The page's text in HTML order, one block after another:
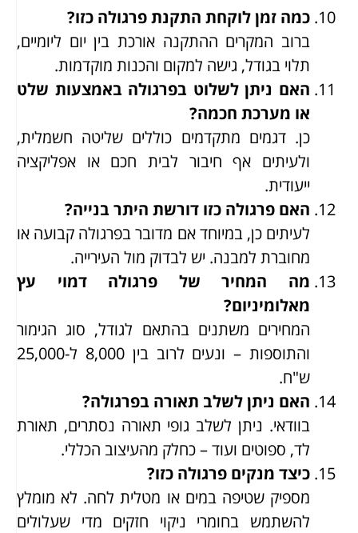
כמה זמן לוקחת התקנת פרגולה כזו?
ברוב המקרים ההתקנה אורכת בין יום ליומיים,
תלוי בגודל, גישה למקום והכנות מוקדמות.
האם ניתן לשלוט בפרגולה באמצעות שלט
או מערכת חכמה?
כן. דגמים מתקדמים כוללים שליטה חשמלית,
ולעיתים אף חיבור לבית חכם או אפליקציה
ייעודית.
האם פרגולה כזו דורשת היתר בנייה?
לעיתים כן, במיוחד אם מדובר בפרגולה קבועה או
מחוברת למבנה. יש לבדוק מול העירייה.
מה המחיר של פרגולה דמוי עץ
מאלומיניום?
המחירים משתנים בהתאם לגודל, סוג הגימור
והתוספות – ונעים לרוב בין 8,000 ל-25,000
ש"ח.
האם ניתן לשלב תאורה בפרגולה?
בוודאי. ניתן לשלב גופי תאורה נסתרים, תאורת
לד, ספוטים ועוד – כחלק מהעיצוב הכללי.
כיצד מנקים פרגולה כזו?
מספיק שטיפה במים או מטלית לחה. לא מומלץ
להשתמש בחומרי ניקוי חזקים מדי שעלולים